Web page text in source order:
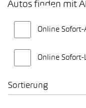
Autos finden mit
Online Sofort-
Online Sofort-
Sortierung